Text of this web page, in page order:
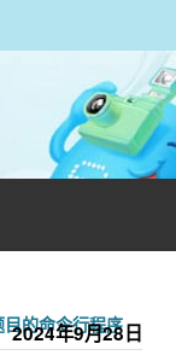
2024年9月28日
的命令行程序